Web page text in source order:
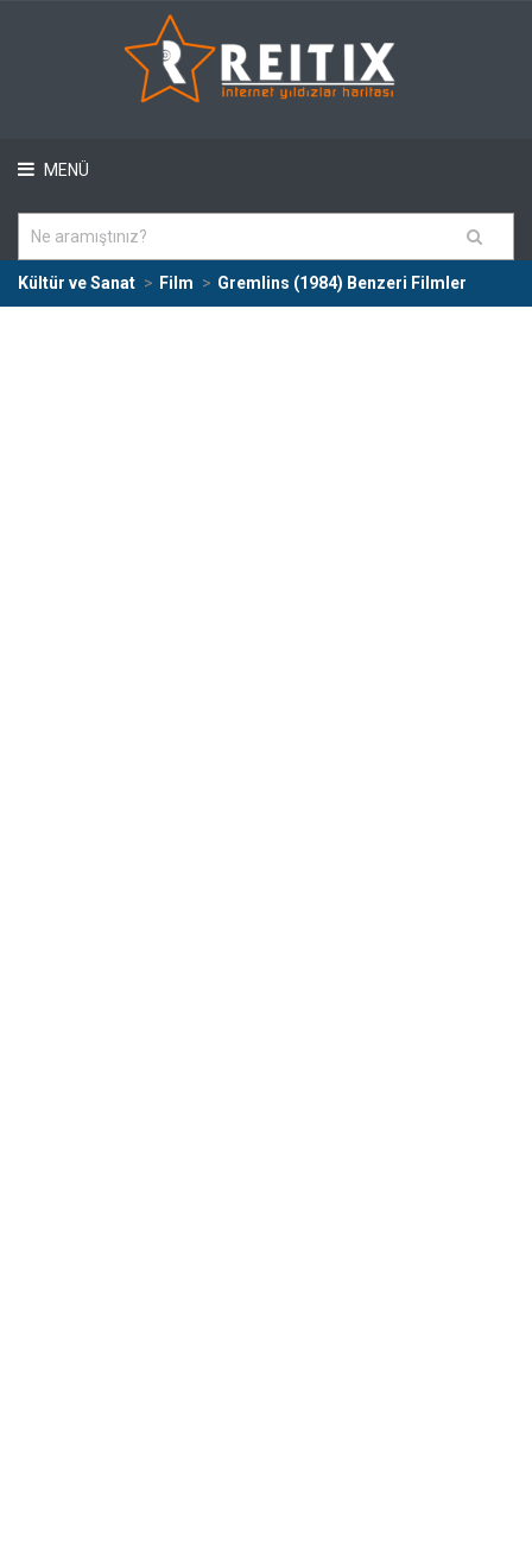
MENÜ
Kültür ve Sanat Film Gremlins (1984) Benzeri Filmler